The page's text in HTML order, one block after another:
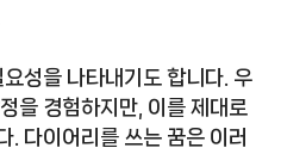
성을 나타내기도 합니다. 우
을 경험하지만, 이를 제대로
. 다이어리를 쓰는 꿈은 이러